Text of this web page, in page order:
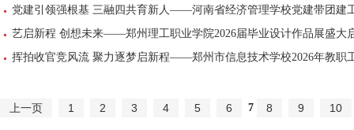
党建引领强根基 三融四共育新人——河南省经济管理学校党建带团建
艺启新程 创想未来——郑州理工职业学院2026届毕业设计作品展盛大
挥拍收官竞风流 聚力逐梦启新程——郑州市信息技术学校2026年教职
上一页 1 2 3 4 5 6 7 8 9 10